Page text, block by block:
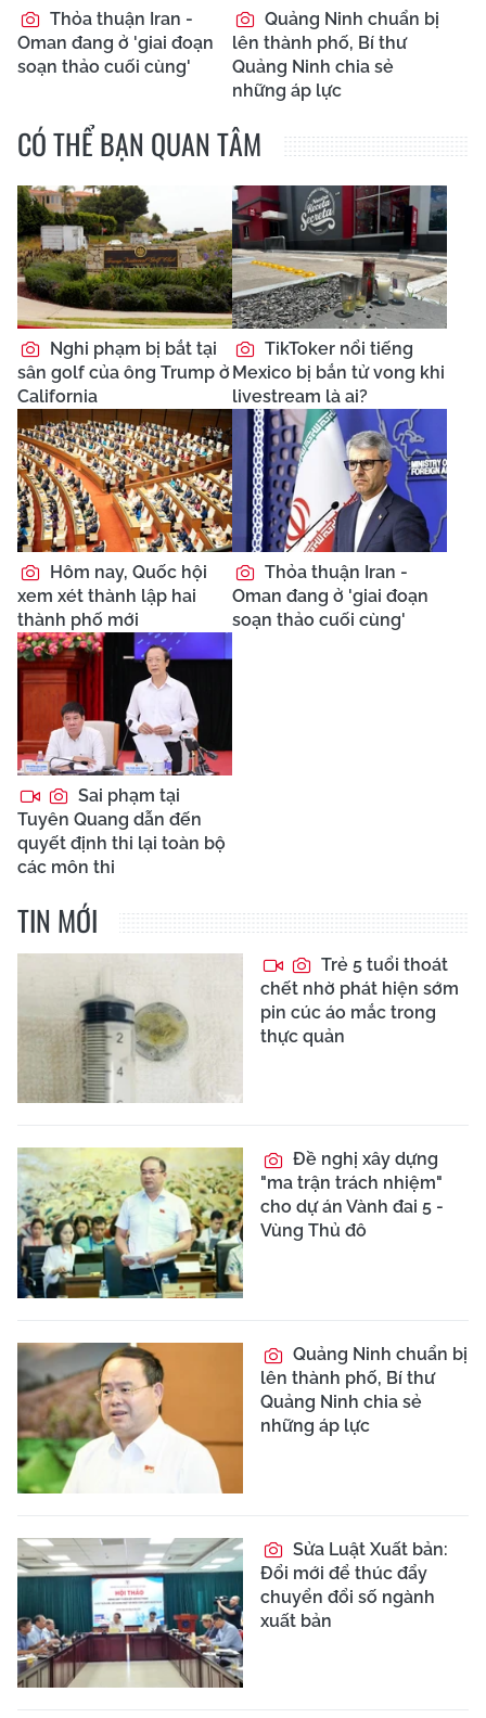
Thỏa thuận Iran -
Oman đang ở 'giai đoạn
soạn thảo cuối cùng'
Quảng Ninh chuẩn bị
lên thành phố, Bí thư
Quảng Ninh chia sẻ
những áp lực
CÓ THỂ BẠN QUAN TÂM
Nghi phạm bị bắt tại
sân golf của ông Trump ở
California
TikToker nổi tiếng
Mexico bị bắn tử vong khi
livestream là ai?
Hôm nay, Quốc hội
xem xét thành lập hai
thành phố mới
Thỏa thuận Iran -
Oman đang ở 'giai đoạn
soạn thảo cuối cùng'
Sai phạm tại
Tuyên Quang dẫn đến
quyết định thi lại toàn bộ
các môn thi
TIN MỚI
Trẻ 5 tuổi thoát
chết nhờ phát hiện sớm
pin cúc áo mắc trong
thực quản
Đề nghị xây dựng
"ma trận trách nhiệm"
cho dự án Vành đai 5 -
Vùng Thủ đô
Quảng Ninh chuẩn bị
lên thành phố, Bí thư
Quảng Ninh chia sẻ
những áp lực
Sửa Luật Xuất bản:
Đổi mới để thúc đẩy
chuyển đổi số ngành
xuất bản